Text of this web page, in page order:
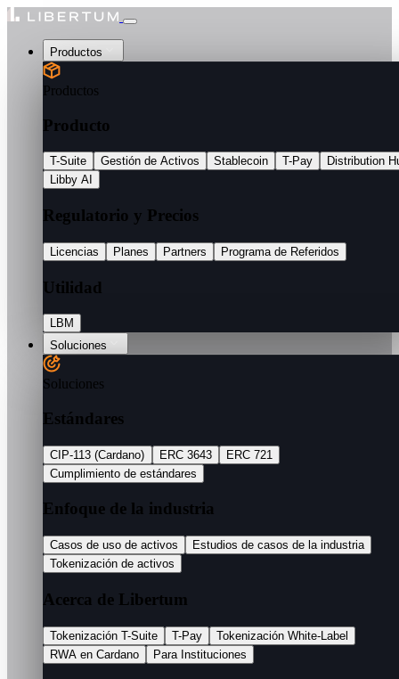
Productos
Productos
Producto
T-Suite Gestión de Activos Stablecoin T-Pay
Distribution
Libby AI
Regulatorio y Precios
Licencias Planes Partners Programa de Referidos
Utilidad
LBM
Soluciones
Soluciones
Estándares
CIP-113 (Cardano) ERC 3643
ERC 721
Cumplimiento de estándares
Enfoque de la industria
Casos de uso de activos
Estudios de casos de la industria
Tokenización de activos
Acerca de Libertum
Tokenización T-Suite T-Pay
Tokenización White-Label
RWA en Cardano
Para Instituciones